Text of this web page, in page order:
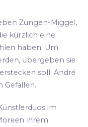
Zungen-Miggel,
kürzlich eine
haben. Um
übergeben sie
soll. André
Gefallen.
im
ihrem